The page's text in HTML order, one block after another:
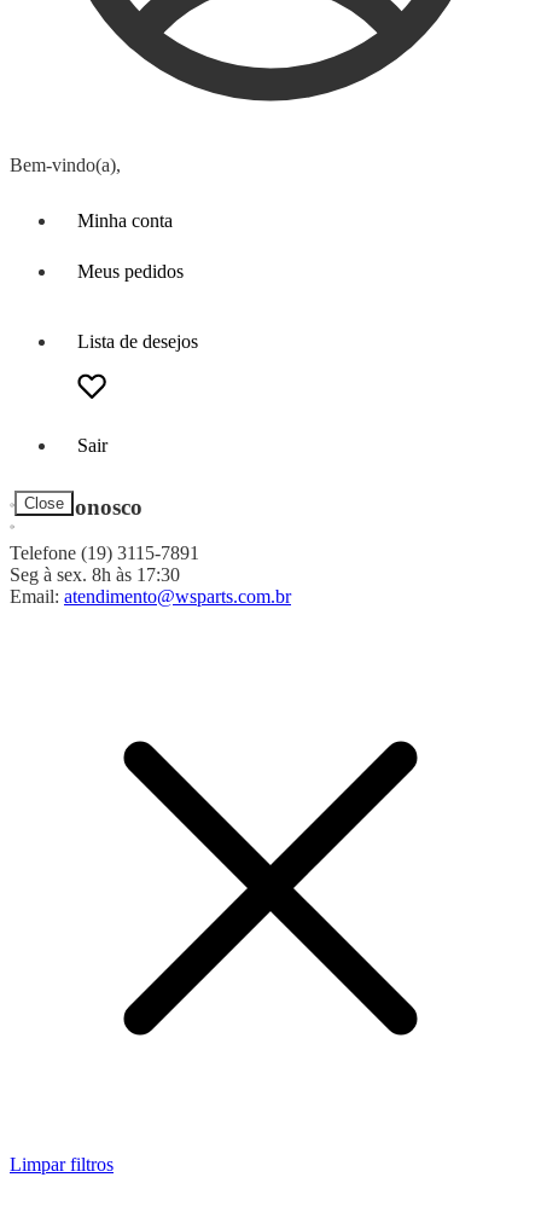
Bem-vindo(a),
Minha conta
Meus pedidos
Lista de desejos
Sair
Close
Fale Conosco
Telefone (19) 3115-7891
Seg à sex. 8h às 17:30
Email: atendimento@wsparts.com.br
Limpar filtros